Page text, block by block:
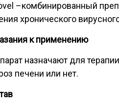
–комбинированный
хронического
к применению
назначают для
печени или нет.